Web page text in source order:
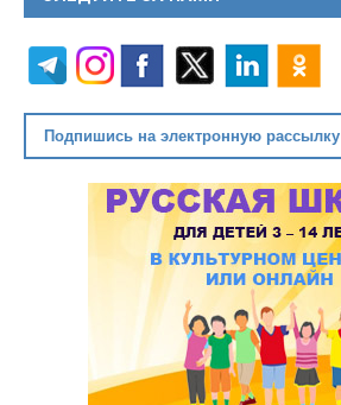
Подпишись на электронную рассылку